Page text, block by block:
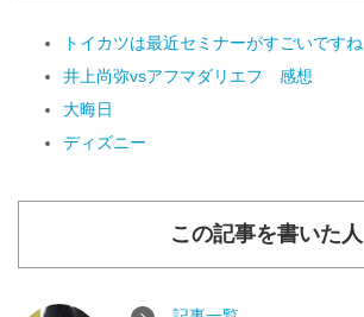
トイカツは最近セミナーがすごいですね
井上尚弥vsアフマダリエフ 感想
大晦日
ディズニー
この記事を書いた人